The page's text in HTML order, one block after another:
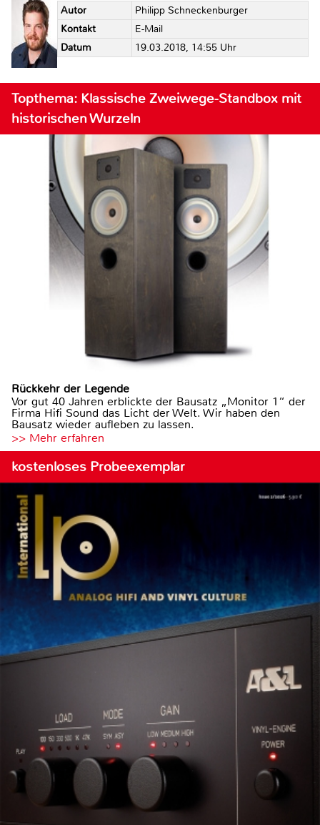
Autor
Philipp Schneckenburger
Kontakt
E-Mail
Datum
19.03.2018, 14:55 Uhr
Topthema: Klassische Zweiwege-Standbox mit
historischen Wurzeln
Rückkehr der Legende
Vor gut 40 Jahren erblickte der Bausatz „Monitor 1“ der
Firma Hifi Sound das Licht der Welt. Wir haben den
Bausatz wieder aufleben zu lassen.
>> Mehr erfahren
kostenloses Probeexemplar